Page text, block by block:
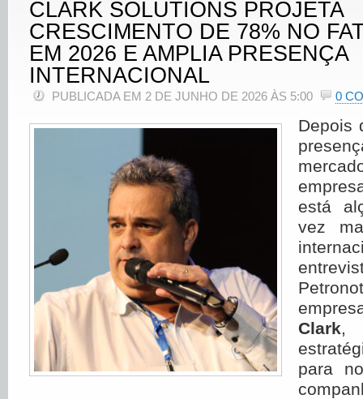
CLARK SOLUTIONS PROJETA
CRESCIMENTO DE 78% NO
EM 2026 E AMPLIA PRESENÇA
INTERNACIONAL
PUBLICADA EM 2 DE JUNHO DE 2026 ÀS 5:00 0
Depois
está
vez
Clark,
para